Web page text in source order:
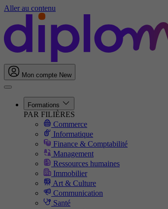
Aller au contenu
Mon compte New
Formations
PAR FILIÈRES
Commerce
Informatique
Finance & Comptabilité
Management
Ressources humaines
Immobilier
Art & Culture
Communication
Santé